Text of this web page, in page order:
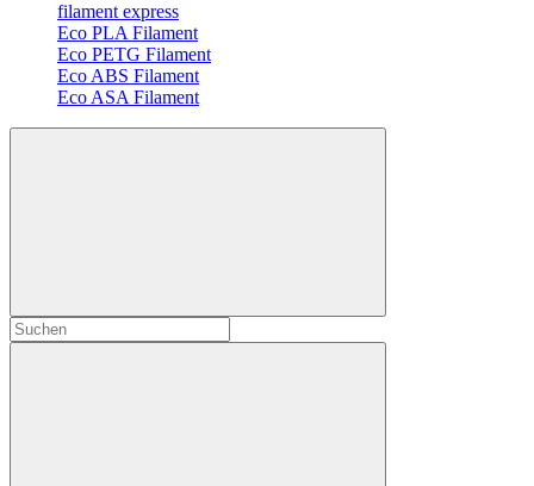
filament express
Eco PLA Filament
Eco PETG Filament
Eco ABS Filament
Eco ASA Filament